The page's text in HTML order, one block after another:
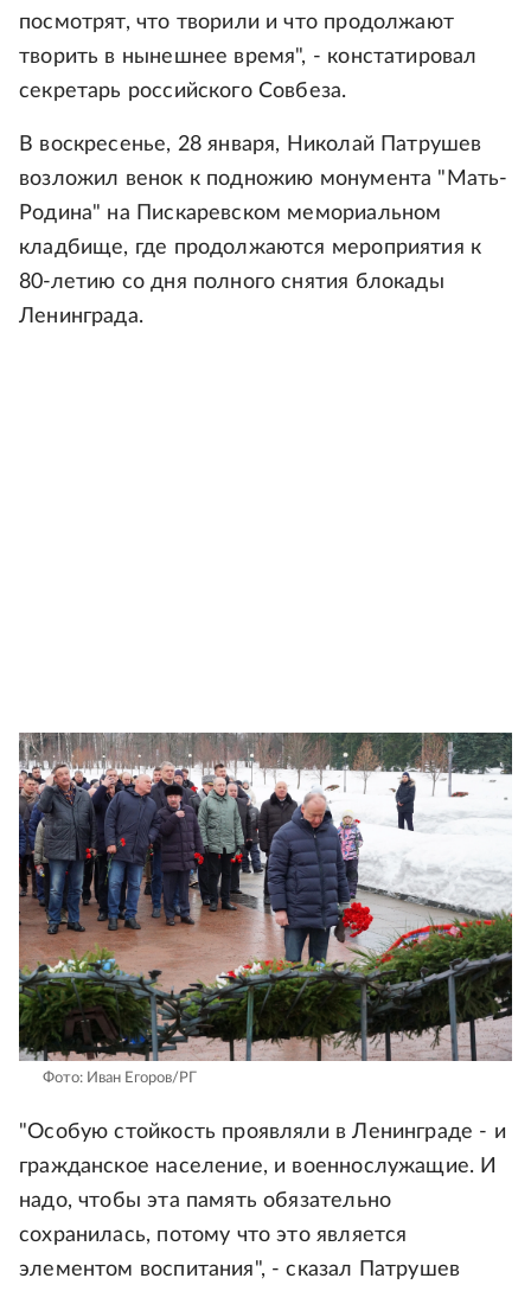
посмотрят, что творили и что продолжают
творить в нынешнее время", - констатировал
секретарь российского Совбеза.
В воскресенье, 28 января, Николай Патрушев
возложил венок к подножию монумента "Мать-
Родина" на Пискаревском мемориальном
кладбище, где продолжаются мероприятия к
80-летию со дня полного снятия блокады
Ленинграда.
Фото: Иван Егоров/РГ
"Особую стойкость проявляли в Ленинграде - и
гражданское население, и военнослужащие. И
надо, чтобы эта память обязательно
сохранилась, потому что это является
элементом воспитания", - сказал Патрушев